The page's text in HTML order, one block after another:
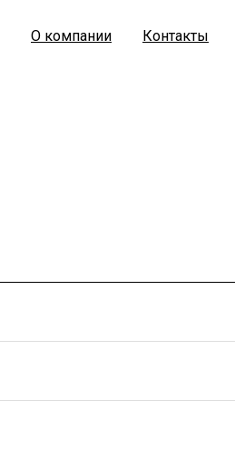
О компании Контакты